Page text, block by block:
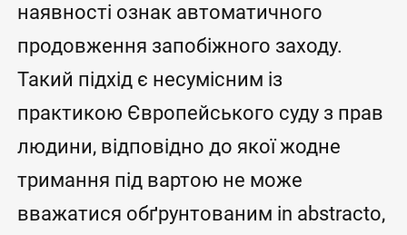
наявності ознак автоматичного
продовження запобіжного заходу.
Такий підхід є несумісним із
практикою Європейського суду з прав
людини, відповідно до якої жодне
тримання під вартою не може
вважатися обґрунтованим in abstracto,